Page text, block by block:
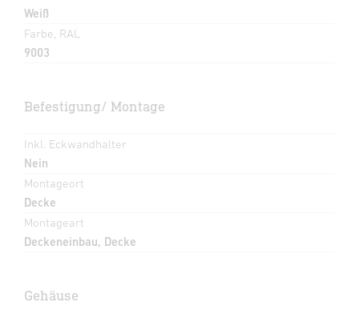
Weiß
Farbe, RAL
9003
Befestigung/ Montage
Inkl. Eckwandhalter
Nein
Montageort
Decke
Montageart
Deckeneinbau, Decke
Gehäuse